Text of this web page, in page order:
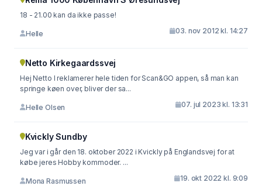
18 - 21.00 kan da ikke passe!
Helle 03. nov 2012 kl. 14:27
Netto Kirkegaardssvej
Hej Netto I reklamerer hele tiden for Scan&GO appen, så man kan
springe køen over, bliver der sa...
Helle Olsen 07. jul 2023 kl. 13:31
Kvickly Sundby
Jeg var i går den 18. oktober 2022 i Kvickly på Englandsvej for at
købe jeres Hobby kommoder. ...
Mona Rasmussen 19. okt 2022 kl. 9:09